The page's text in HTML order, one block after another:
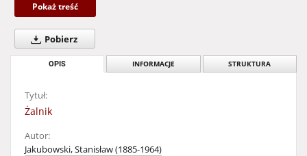
Pokaż treść
Pobierz
OPIS INFORMACJE STRUKTURA
Tytuł:
Żalnik
Autor:
Jakubowski, Stanisław (1885-1964)